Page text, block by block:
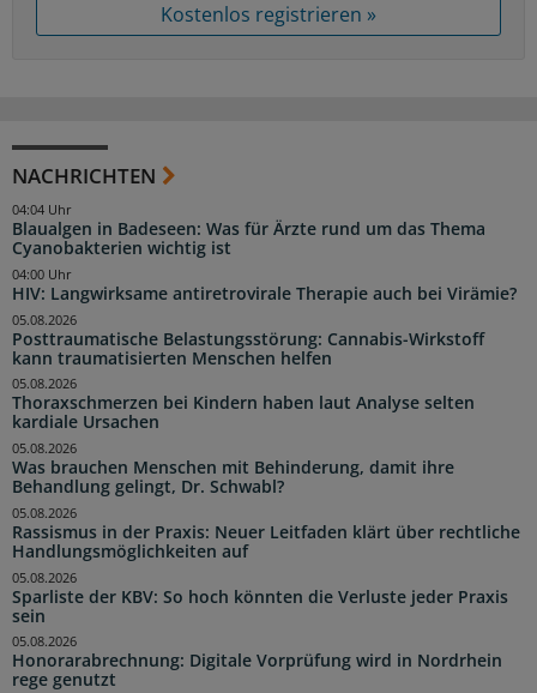
Kostenlos registrieren »
NACHRICHTEN
Blaualgen in Badeseen: Was für Ärzte rund um das Thema
Cyanobakterien wichtig ist
04:04 Uhr
HIV: Langwirksame antiretrovirale Therapie auch bei Virämie?
04:00 Uhr
Posttraumatische Belastungsstörung: Cannabis-Wirkstoff
kann traumatisierten Menschen helfen
05.08.2026
Thoraxschmerzen bei Kindern haben laut Analyse selten
kardiale Ursachen
05.08.2026
Was brauchen Menschen mit Behinderung, damit ihre
Behandlung gelingt, Dr. Schwabl?
05.08.2026
Rassismus in der Praxis: Neuer Leitfaden klärt über rechtliche
Handlungsmöglichkeiten auf
05.08.2026
Sparliste der KBV: So hoch könnten die Verluste jeder Praxis
sein
05.08.2026
Honorarabrechnung: Digitale Vorprüfung wird in Nordrhein
rege genutzt
05.08.2026